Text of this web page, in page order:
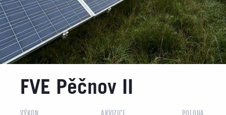
FVE Pěčnov II
VÝKON AKVIZICE POLOHA
Made by